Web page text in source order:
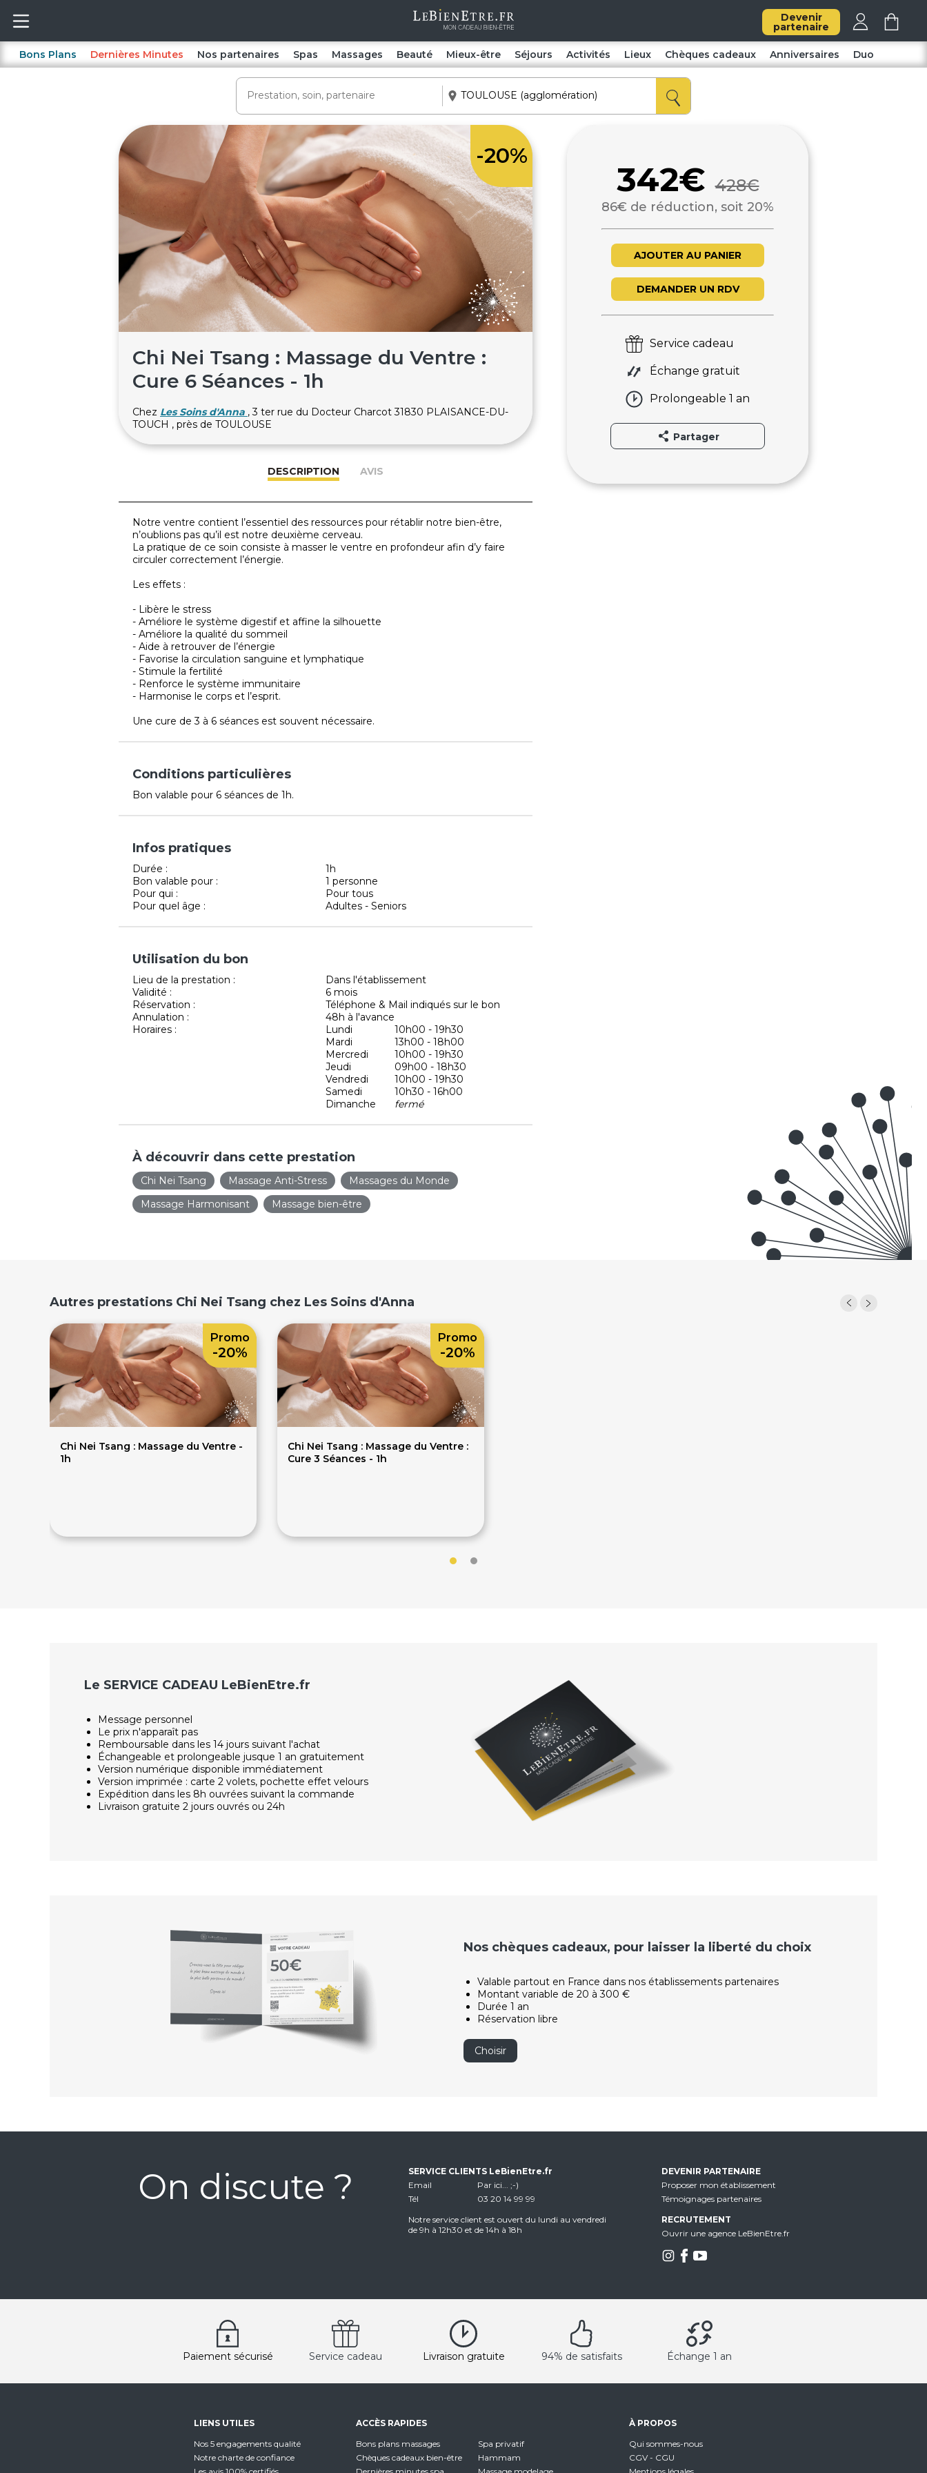
Devenir
partenaire
Bons Plans Dernières Minutes Nos partenaires Spas Massages Beauté Mieux-être Séjours Activités Lieux Chèques cadeaux Anniversaires Duo
-20%
Chi Nei Tsang : Massage du Ventre :
Cure 6 Séances - 1h
Chez Les Soins d'Anna , 3 ter rue du Docteur Charcot 31830 PLAISANCE-DU-
TOUCH , près de TOULOUSE
DESCRIPTION AVIS
Notre ventre contient l’essentiel des ressources pour rétablir notre bien-être,
n’oublions pas qu’il est notre deuxième cerveau.
La pratique de ce soin consiste à masser le ventre en profondeur afin d’y faire
circuler correctement l’énergie.
Les effets :
- Libère le stress
- Améliore le système digestif et affine la silhouette
- Améliore la qualité du sommeil
- Aide à retrouver de l’énergie
- Favorise la circulation sanguine et lymphatique
- Stimule la fertilité
- Renforce le système immunitaire
- Harmonise le corps et l’esprit.
Une cure de 3 à 6 séances est souvent nécessaire.
Conditions particulières
Bon valable pour 6 séances de 1h.
Infos pratiques
Durée :
1h
Bon valable pour :
1 personne
Pour qui :
Pour tous
Pour quel âge :
Adultes - Seniors
Utilisation du bon
Lieu de la prestation :
Dans l'établissement
Validité :
6 mois
Réservation :
Téléphone & Mail indiqués sur le bon
Annulation :
48h à l'avance
Horaires :
Lundi
10h00 - 19h30
Mardi
13h00 - 18h00
Mercredi
10h00 - 19h30
Jeudi
09h00 - 18h30
Vendredi
10h00 - 19h30
Samedi
10h30 - 16h00
Dimanche
fermé
À découvrir dans cette prestation
Chi Nei Tsang Massage Anti-Stress
Massages du Monde
Massage Harmonisant
Massage bien-être
342€ 428€
86€ de réduction, soit 20%
AJOUTER AU PANIER
DEMANDER UN RDV
Service cadeau
Échange gratuit
Prolongeable 1 an
Partager
Autres prestations Chi Nei Tsang chez Les Soins d'Anna
Chi Nei Tsang : Massage du Ventre -
1h
Promo
-20%
Chi Nei Tsang : Massage du Ventre :
Cure 3 Séances - 1h
Promo
-20%
Le SERVICE CADEAU LeBienEtre.fr
Message personnel
Le prix n'apparaît pas
Remboursable dans les 14 jours suivant l'achat
Échangeable et prolongeable jusque 1 an gratuitement
Version numérique disponible immédiatement
Version imprimée : carte 2 volets, pochette effet velours
Expédition dans les 8h ouvrées suivant la commande
Livraison gratuite 2 jours ouvrés ou 24h
Nos chèques cadeaux, pour laisser la liberté du choix
Valable partout en France dans nos établissements partenaires
Montant variable de 20 à 300 €
Durée 1 an
Réservation libre
Choisir
On discute ?
SERVICE CLIENTS LeBienEtre.fr
Email
Par ici... ;-)
Tél
03 20 14 99 99
Notre service client est ouvert du lundi au vendredi
de 9h à 12h30 et de 14h à 18h
DEVENIR PARTENAIRE
Proposer mon établissement
Témoignages partenaires
RECRUTEMENT
Ouvrir une agence LeBienEtre.fr
Paiement sécurisé Service cadeau Livraison gratuite 94% de satisfaits Échange 1 an
LIENS UTILES
Nos 5 engagements qualité
Notre charte de confiance
ACCÈS RAPIDES
Bons plans massages
Chèques cadeaux bien-être
Spa privatif
Hammam
À PROPOS
Qui sommes-nous
CGV - CGU